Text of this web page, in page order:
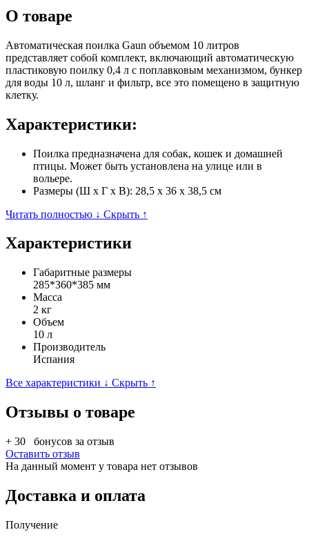
О товаре
Автоматическая поилка Gaun объемом 10 литров
представляет собой комплект, включающий автоматическую
пластиковую поилку 0,4 л с поплавковым механизмом, бункер
для воды 10 л, шланг и фильтр, все это помещено в защитную
клетку.
Характеристики:
Поилка предназначена для собак, кошек и домашней
птицы. Может быть установлена на улице или в
вольере.
Размеры (Ш x Г x В): 28,5 x 36 x 38,5 см
Читать полностью ↓ Скрыть ↑
Характеристики
Габаритные размеры
285*360*385 мм
Масса
2 кг
Объем
10 л
Производитель
Испания
Все характеристики ↓ Скрыть ↑
Отзывы о товаре
+ 30
бонусов за отзыв
Оставить отзыв
На данный момент у товара нет отзывов
Доставка и оплата
Получение